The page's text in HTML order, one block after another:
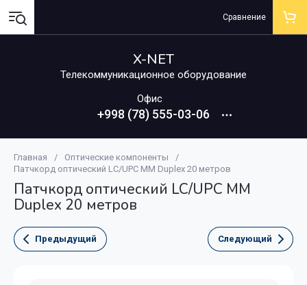
X-NET
Телекоммуникационное оборудование
Офис
+998 (78) 555-03-06
Сравнение
Главная / Оптические компоненты
/
Патчкорд оптический LC/UPC MM Duplex 20 метров
Патчкорд оптический LC/UPC MM
Duplex 20 метров
Предыдущий Следующий